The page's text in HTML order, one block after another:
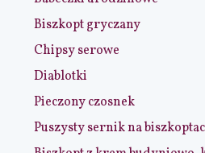
Biszkopt gryczany
Chipsy serowe
Diablotki
Pieczony czosnek
Puszysty sernik na